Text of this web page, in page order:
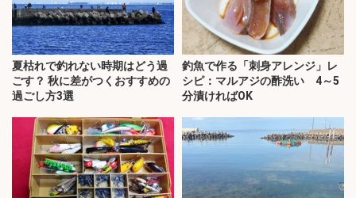
夏枯れで釣れない時期はどう過
ごす？ 秋に差がつくおすすめの
過ごし方3選
釣魚で作る「刺身アレンジ」レ
シピ：マルアジの酢洗い 4～5
分漬ければOK